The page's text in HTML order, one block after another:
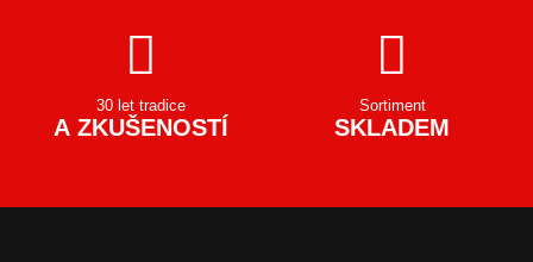
30 let tradice
A ZKUŠENOSTÍ
Sortiment
SKLADEM